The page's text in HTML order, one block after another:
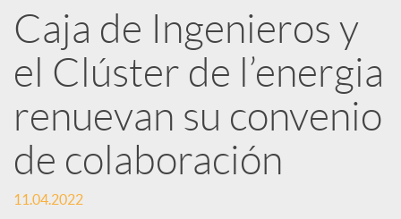
R
e
d
e
Caja de Ingenieros y
el Clúster de l’energia
renuevan su convenio
de colaboración
11.04.2022